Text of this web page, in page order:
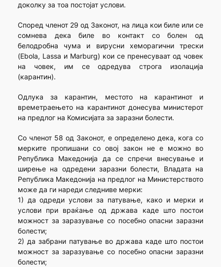
доколку за тоа постојат услови.
Според членот 29 од Законот, на лица кои биле или се
сомнева дека биле во контакт со болен од
белодробна чума и вирусни хеморагични трески
(Ebola, Lassa и Marburg) кои се пренесуваат од човек
на човек, им се одредува строга изолација
(карантин).
Одлука за карантин, местото на карантинот и
времетраењето на карантинот донесува министерот
на предлог на Комисијата за заразни болести.
Со членот 58 од Законот, е определено дека, кога со
мерките пропишани со овој закон не е можно во
Република Македонија да се спречи внесување и
ширење на одредени заразни болести, Владата на
Република Македонија на предлог на Министерството
може да ги нареди следниве мерки:
1) да одреди услови за патување, како и мерки и
услови при враќање од држава каде што постои
можност за заразување со посебно опасни заразни
болести;
2) да забрани патување во држава каде што постои
можност за заразување со посебно опасни заразни
болести;